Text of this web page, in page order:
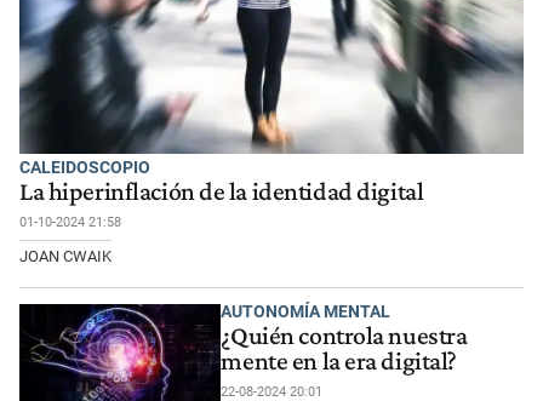
CALEIDOSCOPIO
La hiperinflación de la identidad digital
01-10-2024 21:58
JOAN CWAIK
AUTONOMÍA MENTAL
¿Quién controla nuestra
mente en la era digital?
22-08-2024 20:01